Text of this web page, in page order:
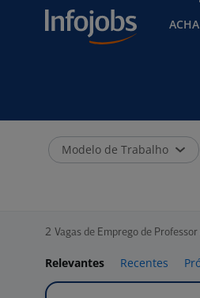
Modelo de Trabalho
2 Vagas de Emprego de
Relevantes Recentes